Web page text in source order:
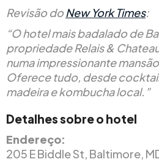
Revisão doNew York Times:
“O hotel mais badalado de
propriedade Relais &
numa impressionante
Oferece tudo, desde
madeira e kombucha local.”
Detalhes sobre o hotel
Endereço:
205 E Biddle St, Baltimore,